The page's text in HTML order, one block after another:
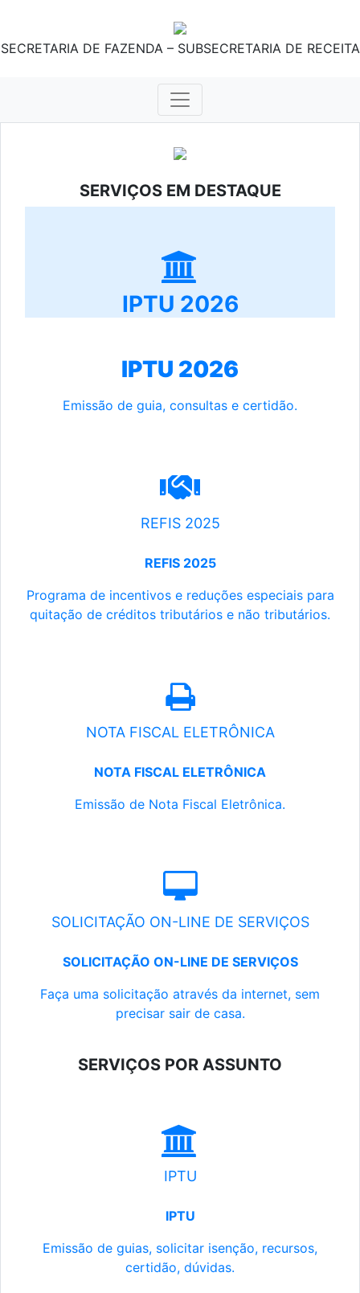
SECRETARIA DE FAZENDA – SUBSECRETARIA DE RECEITA
SERVIÇOS EM DESTAQUE
IPTU 2026
IPTU 2026
Emissão de guia, consultas e certidão.
REFIS 2025
REFIS 2025
Programa de incentivos e reduções especiais para
quitação de créditos tributários e não tributários.
NOTA FISCAL ELETRÔNICA
NOTA FISCAL ELETRÔNICA
Emissão de Nota Fiscal Eletrônica.
SOLICITAÇÃO ON-LINE DE SERVIÇOS
SOLICITAÇÃO ON-LINE DE SERVIÇOS
Faça uma solicitação através da internet, sem
precisar sair de casa.
SERVIÇOS POR ASSUNTO
IPTU
IPTU
Emissão de guias, solicitar isenção, recursos,
certidão, dúvidas.